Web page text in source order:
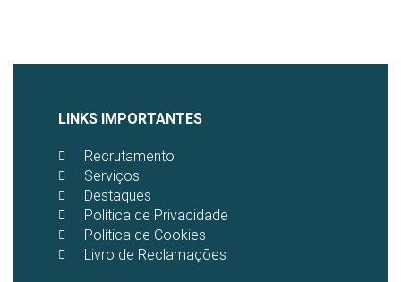
LINKS IMPORTANTES
Recrutamento
Serviços
Destaques
Política de Privacidade
Política de Cookies
Livro de Reclamações